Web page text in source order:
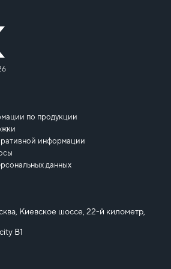
по продукции
информации
данных
Киевское шоссе, 22-й километр,
B1